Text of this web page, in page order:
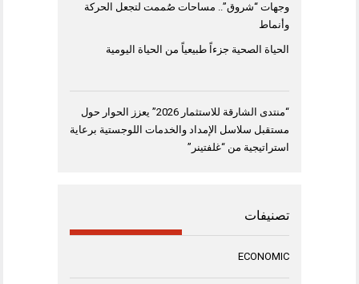
وجهات “شروق”.. مساحات صُممت لتجعل الحركة
وأنماط
الحياة الصحية جزءاً طبيعياً من الحياة اليومية
“منتدى الشارقة للاستثمار 2026” يعزز الحوار حول
مستقبل سلاسل الإمداد والخدمات اللوجستية برعاية
استراتيجية من “غلفتينر”
تصنيفات
ECONOMIC